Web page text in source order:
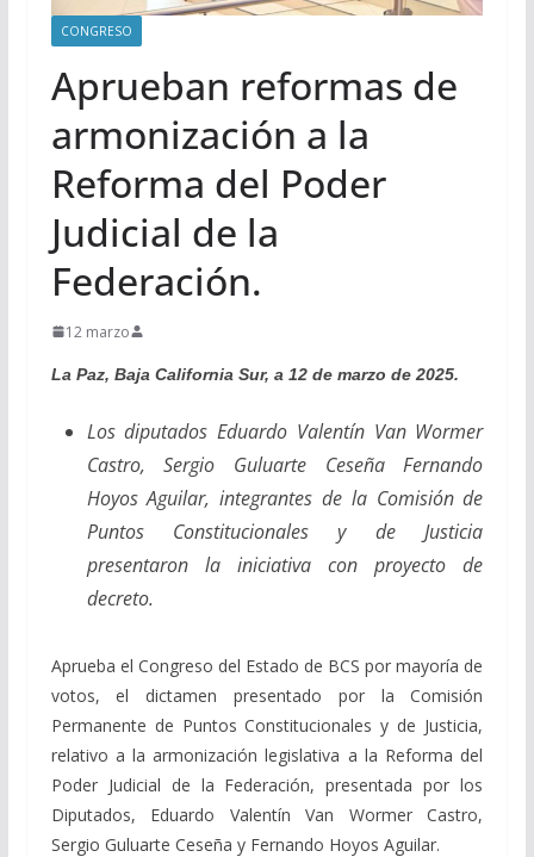
CONGRESO
Aprueban reformas de
armonización a la
Reforma del Poder
Judicial de la
Federación.
12 marzo
La Paz, Baja California Sur, a 12 de marzo de 2025.
Los diputados Eduardo Valentín Van Wormer
Castro, Sergio Guluarte Ceseña Fernando
Hoyos Aguilar, integrantes de la Comisión de
Puntos Constitucionales y de Justicia
presentaron la iniciativa con proyecto de
decreto.
Aprueba el Congreso del Estado de BCS por mayoría de
votos, el dictamen presentado por la Comisión
Permanente de Puntos Constitucionales y de Justicia,
relativo a la armonización legislativa a la Reforma del
Poder Judicial de la Federación, presentada por los
Diputados, Eduardo Valentín Van Wormer Castro,
Sergio Guluarte Ceseña y Fernando Hoyos Aguilar.